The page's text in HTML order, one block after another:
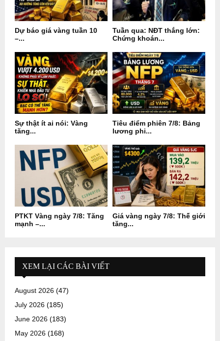
Dự báo giá vàng tuần 10
–...
Tuần qua: NĐT thắng lớn:
Chứng khoán...
Sự thật ít ai nói: Vàng
tăng...
Tiêu điểm phiên 7/8: Bảng
lương phi...
PTKT Vàng ngày 7/8: Tăng
mạnh –...
Giá vàng ngày 7/8: Thế giới
tăng...
XEM LẠI CÁC BÀI VIẾT
August 2026 (47)
July 2026 (185)
June 2026 (183)
May 2026 (168)